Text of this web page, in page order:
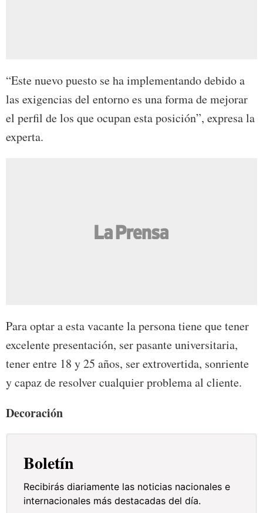
“Este nuevo puesto se ha implementando debido a
las exigencias del entorno es una forma de mejorar
el perfil de los que ocupan esta posición”, expresa la
experta.
Para optar a esta vacante la persona tiene que tener
excelente presentación, ser pasante universitaria,
tener entre 18 y 25 años, ser extrovertida, sonriente
y capaz de resolver cualquier problema al cliente.
Decoración
Boletín
Recibirás diariamente las noticias nacionales e
internacionales más destacadas del día.